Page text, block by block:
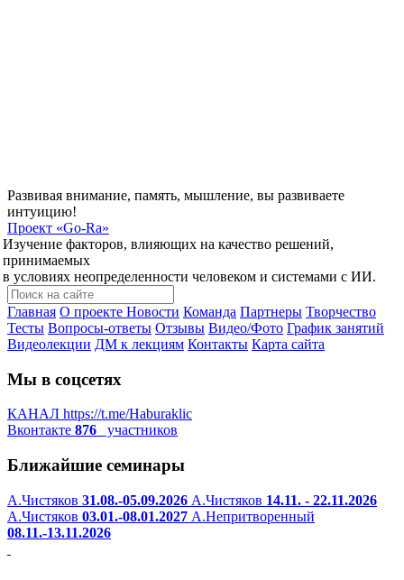
Развивая внимание, память, мышление, вы развиваете
интуицию!
Проект «Go-Ra»
Изучение факторов, влияющих на качество решений,
принимаемых
в условиях неопределенности человеком и системами с ИИ.
Главная О проекте Новости Команда Партнеры Творчество
Тесты Вопросы-ответы Отзывы Видео/Фото График занятий
Видеолекции ДМ к лекциям Контакты Карта сайта
Мы в соцсетях
КАНАЛ https://t.me/Haburaklic
Вконтакте 876 участников
Ближайшие семинары
А.Чистяков 31.08.-05.09.2026 А.Чистяков 14.11. - 22.11.2026
А.Чистяков 03.01.-08.01.2027 А.Непритворенный
08.11.-13.11.2026